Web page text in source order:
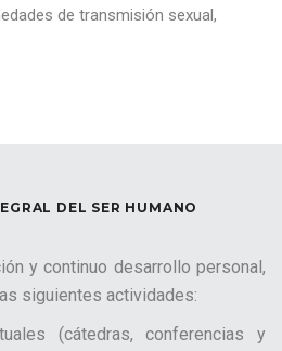
de transmisión sexual,
DEL SER HUMANO
y continuo desarrollo personal,
siguientes actividades:
(cátedras, conferencias y